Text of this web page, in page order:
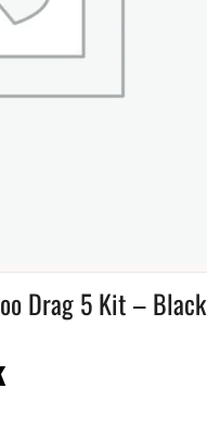
Drag 5 Kit – Black